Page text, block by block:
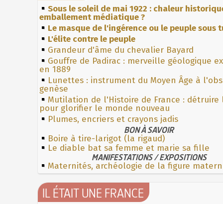
Sous le soleil de mai 1922 : chaleur
emballement médiatique ?
Le masque de l'ingérence ou le peuple sous
L'élite contre le peuple
Grandeur d'âme du chevalier Bayard
Gouffre de Padirac : merveille géologique
en 1889
Lunettes : instrument du Moyen Âge à
genèse
Mutilation de l'Histoire de France : détruire
pour glorifier le monde nouveau
Plumes, encriers et crayons jadis
BON À SAVOIR
Boire à tire-larigot (la rigaud)
Le diable bat sa femme et marie sa fille
MANIFESTATIONS / EXPOSITIONS
Maternités, archéologie de la figure
IL ÉTAIT UNE FRANCE